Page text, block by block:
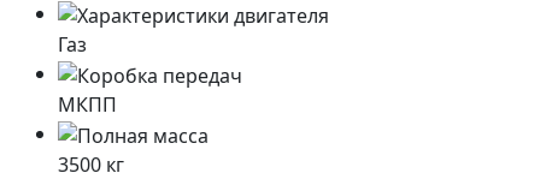
Газ
МКПП
3500 кг